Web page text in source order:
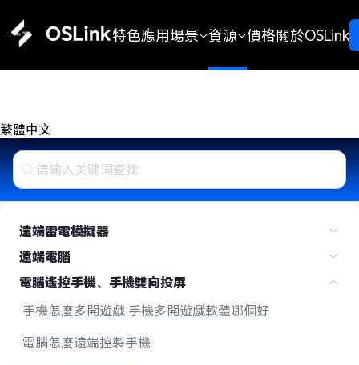
特色應用場景 資源 價格關於OSLink
繁體中文
遠端雷電模擬器
遠端電腦
電腦遙控手機、手機雙向投屏
手機怎麼多開遊戲 手機多開遊戲軟體哪個好
電腦怎麼遠端控製手機